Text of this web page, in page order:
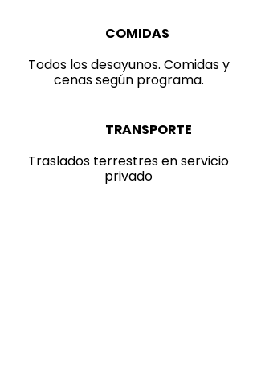
COMIDAS
Todos los desayunos. Comidas y
cenas según programa.
TRANSPORTE
Traslados terrestres en servicio
privado